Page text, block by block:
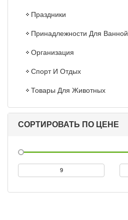
Праздники
Принадлежности Для Ванной
Организация
Спорт И Отдых
Товары Для Животных
СОРТИРОВАТЬ ПО ЦЕНЕ